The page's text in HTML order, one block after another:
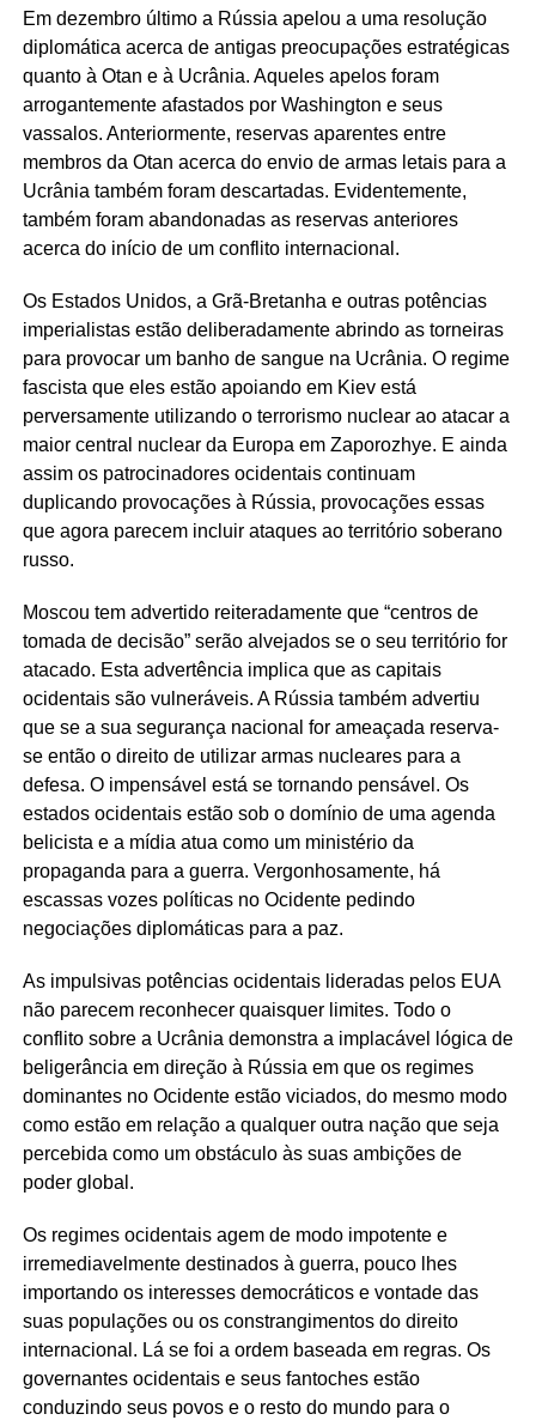
Em dezembro último a Rússia apelou a uma resolução
diplomática acerca de antigas preocupações estratégicas
quanto à Otan e à Ucrânia. Aqueles apelos foram
arrogantemente afastados por Washington e seus
vassalos. Anteriormente, reservas aparentes entre
membros da Otan acerca do envio de armas letais para a
Ucrânia também foram descartadas. Evidentemente,
também foram abandonadas as reservas anteriores
acerca do início de um conflito internacional.
Os Estados Unidos, a Grã-Bretanha e outras potências
imperialistas estão deliberadamente abrindo as torneiras
para provocar um banho de sangue na Ucrânia. O regime
fascista que eles estão apoiando em Kiev está
perversamente utilizando o terrorismo nuclear ao atacar a
maior central nuclear da Europa em Zaporozhye. E ainda
assim os patrocinadores ocidentais continuam
duplicando provocações à Rússia, provocações essas
que agora parecem incluir ataques ao território soberano
russo.
Moscou tem advertido reiteradamente que “centros de
tomada de decisão” serão alvejados se o seu território for
atacado. Esta advertência implica que as capitais
ocidentais são vulneráveis. A Rússia também advertiu
que se a sua segurança nacional for ameaçada reserva-
se então o direito de utilizar armas nucleares para a
defesa. O impensável está se tornando pensável. Os
estados ocidentais estão sob o domínio de uma agenda
belicista e a mídia atua como um ministério da
propaganda para a guerra. Vergonhosamente, há
escassas vozes políticas no Ocidente pedindo
negociações diplomáticas para a paz.
As impulsivas potências ocidentais lideradas pelos EUA
não parecem reconhecer quaisquer limites. Todo o
conflito sobre a Ucrânia demonstra a implacável lógica de
beligerância em direção à Rússia em que os regimes
dominantes no Ocidente estão viciados, do mesmo modo
como estão em relação a qualquer outra nação que seja
percebida como um obstáculo às suas ambições de
poder global.
Os regimes ocidentais agem de modo impotente e
irremediavelmente destinados à guerra, pouco lhes
importando os interesses democráticos e vontade das
suas populações ou os constrangimentos do direito
internacional. Lá se foi a ordem baseada em regras. Os
governantes ocidentais e seus fantoches estão
conduzindo seus povos e o resto do mundo para o